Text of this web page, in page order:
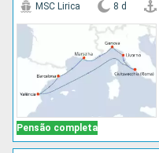
Pensão completa
MSC Lirica 8 d